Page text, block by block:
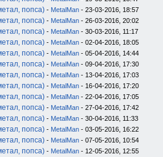
попса) - MetalMan - 23-03-2016, 18:57
попса) - MetalMan - 26-03-2016, 20:02
попса) - MetalMan - 30-03-2016, 11:17
попса) - MetalMan - 02-04-2016, 18:05
попса) - MetalMan - 05-04-2016, 14:44
попса) - MetalMan - 09-04-2016, 17:30
попса) - MetalMan - 13-04-2016, 17:03
попса) - MetalMan - 16-04-2016, 17:20
попса) - MetalMan - 22-04-2016, 17:05
попса) - MetalMan - 27-04-2016, 17:42
попса) - MetalMan - 30-04-2016, 11:33
попса) - MetalMan - 03-05-2016, 16:22
попса) - MetalMan - 07-05-2016, 10:54
попса) - MetalMan - 12-05-2016, 12:55